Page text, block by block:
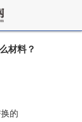
材料？
的